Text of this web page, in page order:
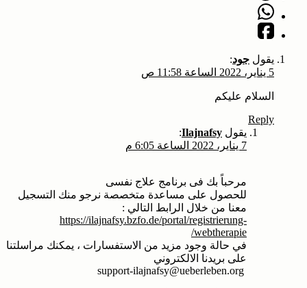
يقول جود:
5 يناير، 2022 الساعة 11:58 ص
السلام عليكم
Reply
يقول Ilajnafsy
:
7 يناير، 2022 الساعة 6:05 م
مرحباً بك فى برنامج علاج نفسى
للحصول على مساعدة متخصصة نرجو منك التسجيل
معنا من خلال الرابط التالي :
https://ilajnafsy.bzfo.de/portal/registrierung-
webtherapie/
في حالة وجود مزيد من الاستفسارات ، يمكنك مراسلتنا
على بريدنا الالكتروني